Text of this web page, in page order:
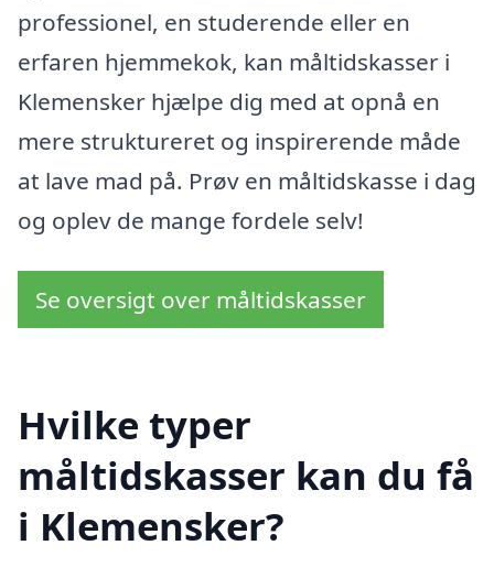
professionel, en studerende eller en
erfaren hjemmekok, kan måltidskasser i
Klemensker hjælpe dig med at opnå en
mere struktureret og inspirerende måde
at lave mad på. Prøv en måltidskasse i dag
og oplev de mange fordele selv!
Se oversigt over måltidskasser
Hvilke typer
måltidskasser kan du få
i Klemensker?